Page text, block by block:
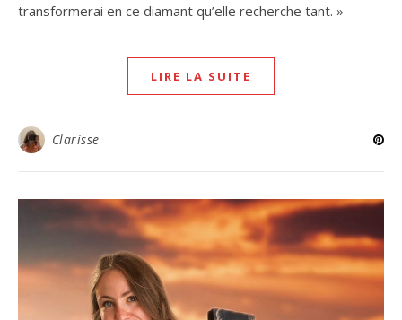
transformerai en ce diamant qu’elle recherche tant. »
LIRE LA SUITE
Clarisse